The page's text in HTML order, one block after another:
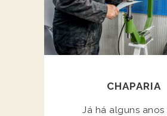
CHAPARIA
Já há alguns anos